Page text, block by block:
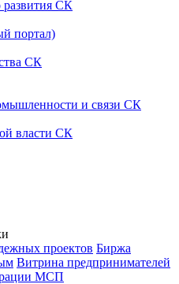
развития СК
портал)
СК
и связи СК
власти СК
проектов Биржа
Витрина предпринимателей
МСП